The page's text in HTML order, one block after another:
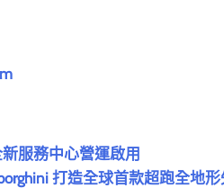
服務中心營運啟用
打造全球首款超跑全地